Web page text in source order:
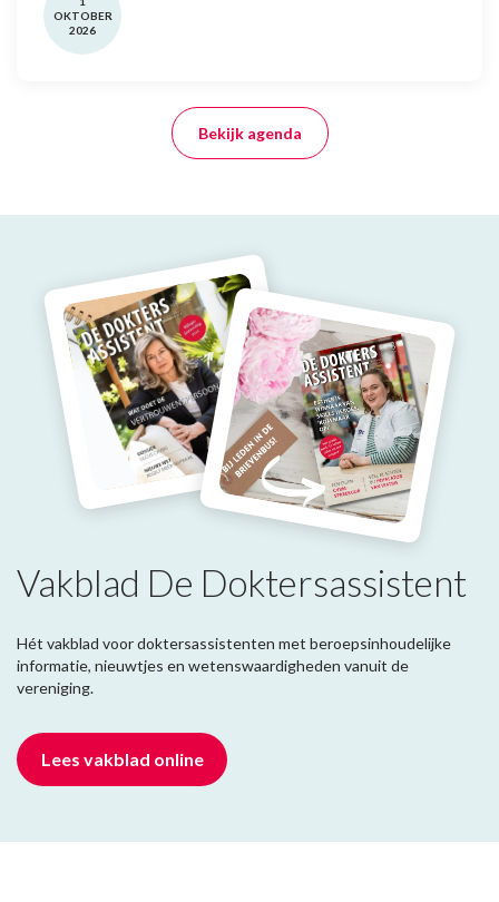
OKTOBER
2026
Bekijk agenda
Vakblad De Doktersassistent
Hét vakblad voor doktersassistenten met beroepsinhoudelijke
informatie, nieuwtjes en wetenswaardigheden vanuit de
vereniging.
Lees vakblad online